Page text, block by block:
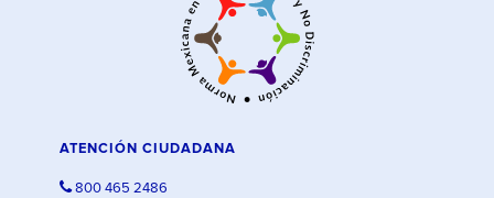
ATENCIÓN CIUDADANA
800 465 2486